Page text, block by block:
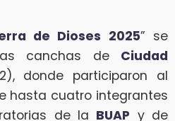
de Dioses 2025” se
canchas de Ciudad
donde participaron al
hasta cuatro integrantes
de la BUAP y de